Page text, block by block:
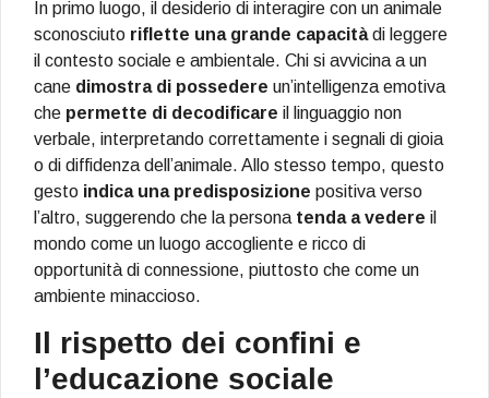
In primo luogo, il desiderio di interagire con un animale
sconosciuto riflette una grande capacitàdi leggere
il contesto sociale e ambientale. Chi si avvicina a un
cane dimostra di possedere un’intelligenza emotiva
che permette di decodificare il linguaggio non
verbale, interpretando correttamente i segnali di gioia
o di diffidenza dell’animale. Allo stesso tempo, questo
gesto indica una predisposizione positiva verso
l’altro, suggerendo che la persona tenda a vedere il
mondo come un luogo accogliente e ricco di
opportunità di connessione, piuttosto che come un
ambiente minaccioso.
Il rispetto dei confini e
l’educazione sociale